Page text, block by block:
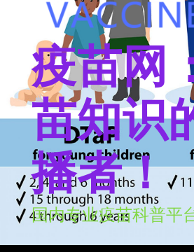
疫苗网
苗知识
播者！
国内专业疫苗科普平